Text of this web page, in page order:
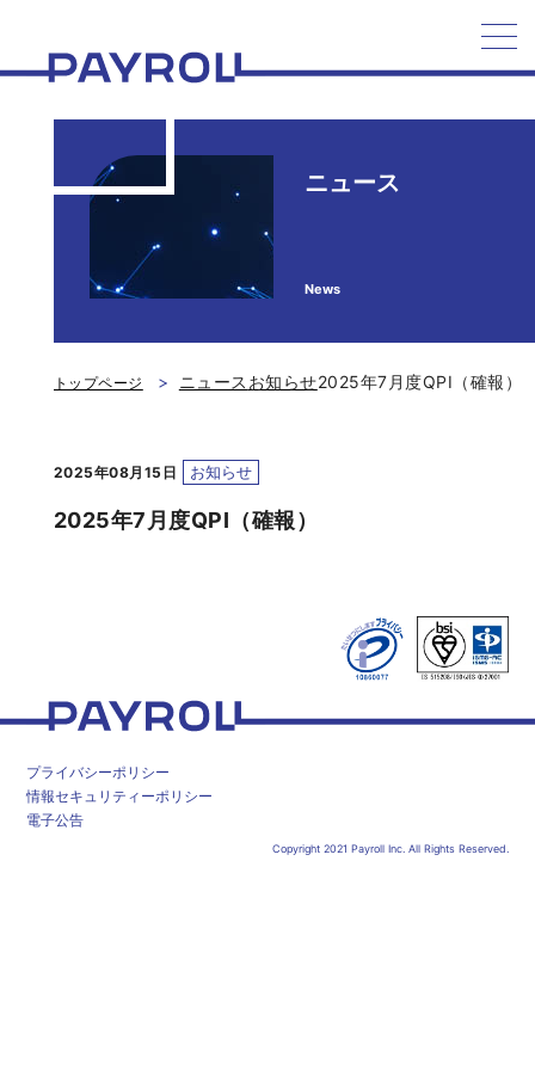
ペイロール
ニュース
News
トップページ ニュース お知らせ2025年7月度QPI（確報）
2025年08月15日 お知らせ
2025年7月度QPI（確報）
ペイロール
プライバシーポリシー
情報セキュリティーポリシー
電子公告
Copyright 2021 Payroll Inc. All Rights Reserved.